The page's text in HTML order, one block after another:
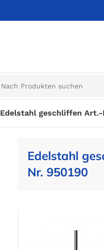
Edelstahl geschliffen Art.-
Edelstahl
Nr. 950190